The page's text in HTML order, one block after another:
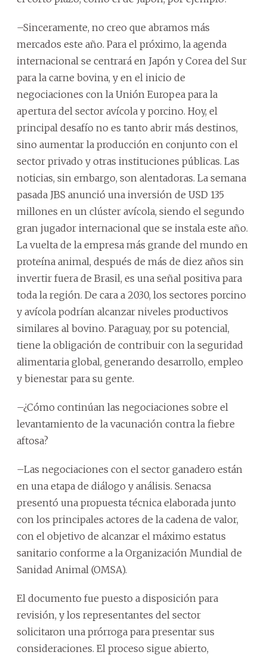
–Sinceramente, no creo que abramos más
mercados este año. Para el próximo, la agenda
internacional se centrará en Japón y Corea del Sur
para la carne bovina, y en el inicio de
negociaciones con la Unión Europea para la
apertura del sector avícola y porcino. Hoy, el
principal desafío no es tanto abrir más destinos,
sino aumentar la producción en conjunto con el
sector privado y otras instituciones públicas. Las
noticias, sin embargo, son alentadoras. La semana
pasada JBS anunció una inversión de USD 135
millones en un clúster avícola, siendo el segundo
gran jugador internacional que se instala este año.
La vuelta de la empresa más grande del mundo en
proteína animal, después de más de diez años sin
invertir fuera de Brasil, es una señal positiva para
toda la región. De cara a 2030, los sectores porcino
y avícola podrían alcanzar niveles productivos
similares al bovino. Paraguay, por su potencial,
tiene la obligación de contribuir con la seguridad
alimentaria global, generando desarrollo, empleo
y bienestar para su gente.
–¿Cómo continúan las negociaciones sobre el
levantamiento de la vacunación contra la fiebre
aftosa?
–Las negociaciones con el sector ganadero están
en una etapa de diálogo y análisis. Senacsa
presentó una propuesta técnica elaborada junto
con los principales actores de la cadena de valor,
con el objetivo de alcanzar el máximo estatus
sanitario conforme a la Organización Mundial de
Sanidad Animal (OMSA).
El documento fue puesto a disposición para
revisión, y los representantes del sector
solicitaron una prórroga para presentar sus
consideraciones. El proceso sigue abierto,